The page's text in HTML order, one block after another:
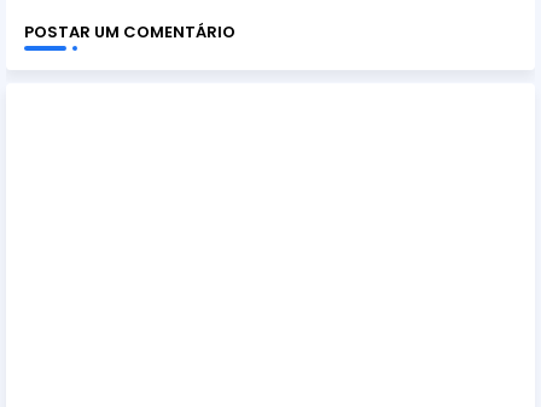
POSTAR UM COMENTÁRIO